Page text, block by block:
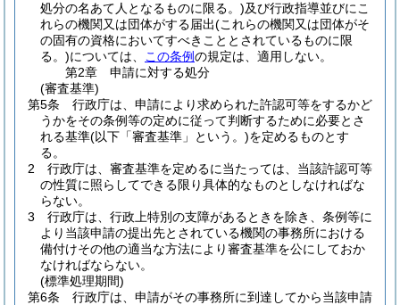
処分の名あて人となるものに限る。)及び行政指導並びにこ
れらの機関又は団体がする届出(これらの機関又は団体がそ
の固有の資格においてすべきこととされているものに限
る。)については、 この条例の規定は、適用しない。
第2章
申請に対する処分
(審査基準)
第5条
行政庁は、申請により求められた許認可等をするかど
うかをその条例等の定めに従って判断するために必要とさ
れる基準(以下「審査基準」という。)を定めるものとす
る。
2
行政庁は、審査基準を定めるに当たっては、当該許認可等
の性質に照らしてできる限り具体的なものとしなければな
らない。
3
行政庁は、行政上特別の支障があるときを除き、条例等に
より当該申請の提出先とされている機関の事務所における
備付けその他の適当な方法により審査基準を公にしておか
なければならない。
(標準処理期間)
第6条
行政庁は、申請がその事務所に到達してから当該申請